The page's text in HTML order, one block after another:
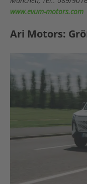
www.evum-motors.com
Ari Motors: